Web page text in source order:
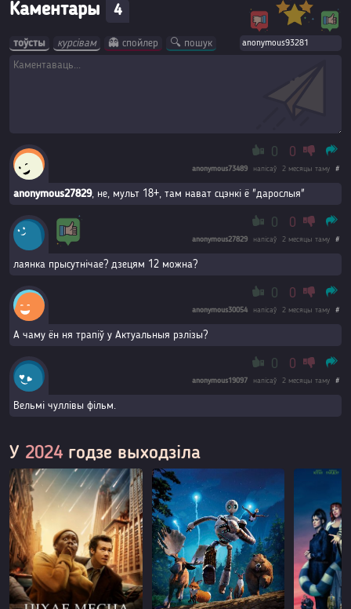
Каментары 4
тоўсты курсівам 👻 спойлер 🔍 пошук
0 0
anonymous73489 напісаў 2 месяцы таму #
anonymous27829, не, мульт 18+, там нават сцэнкі ё "дарослыя"
0 0
anonymous27829 напісаў 2 месяцы таму #
лаянка прысутнічае? дзецям 12 можна?
0 0
anonymous30054 напісаў 2 месяцы таму #
А чаму ён ня трапіў у Актуальныя рэлізы?
0 0
anonymous19097 напісаў 2 месяцы таму #
Вельмі чуллівы фільм.
У 2024годзе выходзіла